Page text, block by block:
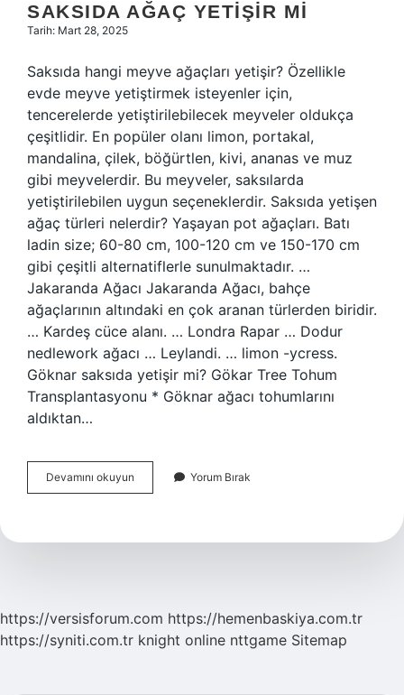
SAKSIDA AĞAÇ YETIŞIR MI
Tarih: Mart 28, 2025
Saksıda hangi meyve ağaçları yetişir? Özellikle
evde meyve yetiştirmek isteyenler için,
tencerelerde yetiştirilebilecek meyveler oldukça
çeşitlidir. En popüler olanı limon, portakal,
mandalina, çilek, böğürtlen, kivi, ananas ve muz
gibi meyvelerdir. Bu meyveler, saksılarda
yetiştirilebilen uygun seçeneklerdir. Saksıda yetişen
ağaç türleri nelerdir? Yaşayan pot ağaçları. Batı
ladin size; 60-80 cm, 100-120 cm ve 150-170 cm
gibi çeşitli alternatiflerle sunulmaktadır. …
Jakaranda Ağacı Jakaranda Ağacı, bahçe
ağaçlarının altındaki en çok aranan türlerden biridir.
… Kardeş cüce alanı. … Londra Rapar … Dodur
nedlework ağacı … Leylandi. … limon -ycress.
Göknar saksıda yetişir mi? Gökar Tree Tohum
Transplantasyonu * Göknar ağacı tohumlarını
aldıktan…
Devamını okuyun
Ağaç
Yorum Bırak
https://versisforum.com https://hemenbaskiya.com.tr
https://syniti.com.tr knight online nttgame Sitemap